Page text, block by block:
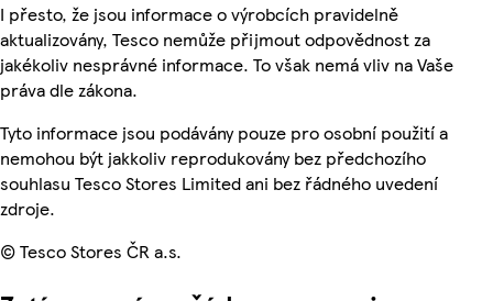
I přesto, že jsou informace o výrobcích pravidelně
aktualizovány, Tesco nemůže přijmout odpovědnost za
jakékoliv nesprávné informace. To však nemá vliv na Vaše
práva dle zákona.
Tyto informace jsou podávány pouze pro osobní použití a
nemohou být jakkoliv reprodukovány bez předchozího
souhlasu Tesco Stores Limited ani bez řádného uvedení
zdroje.
© Tesco Stores ČR a.s.